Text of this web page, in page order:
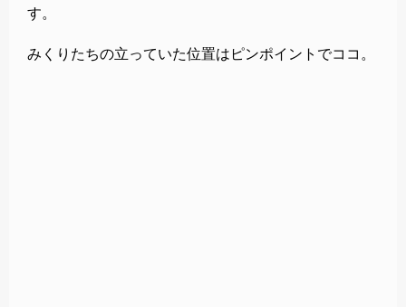
す。
みくりたちの立っていた位置はピンポイントでココ。